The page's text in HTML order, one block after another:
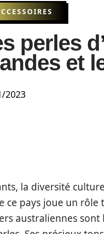
perles
et
2023
la diversité
ce pays joue un rôle
australiennes sont